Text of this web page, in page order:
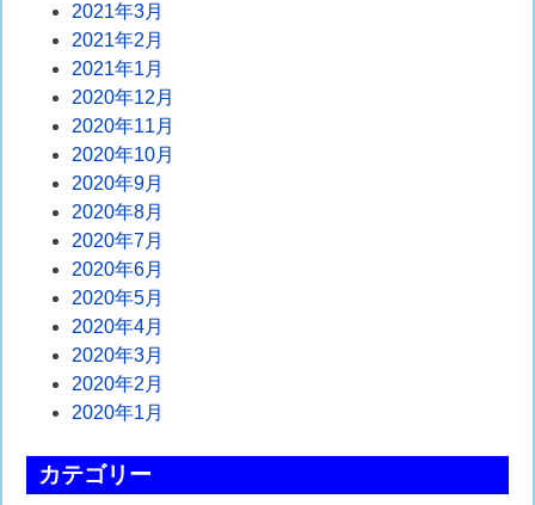
2021年3月
2021年2月
2021年1月
2020年12月
2020年11月
2020年10月
2020年9月
2020年8月
2020年7月
2020年6月
2020年5月
2020年4月
2020年3月
2020年2月
2020年1月
カテゴリー